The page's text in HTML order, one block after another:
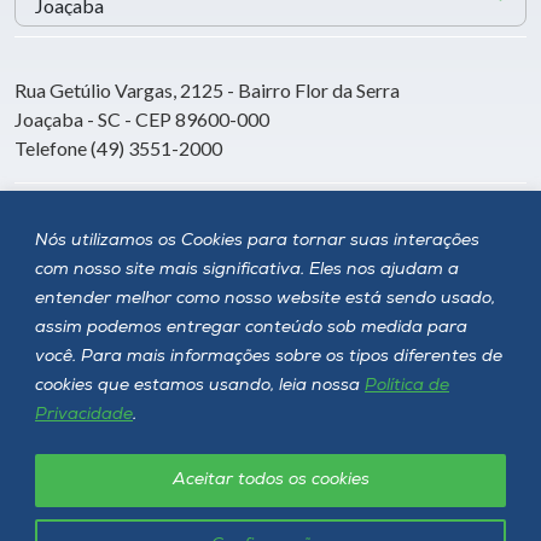
Nós utilizamos os Cookies para tornar suas interações
com nosso site mais significativa. Eles nos ajudam a
entender melhor como nosso website está sendo usado,
assim podemos entregar conteúdo sob medida para
você. Para mais informações sobre os tipos diferentes de
cookies que estamos usando, leia nossa Política de
Privacidade.
Aceitar todos os cookies
Rua Getúlio Vargas, 2125 - Bairro Flor da Serra
Joaçaba - SC - CEP 89600-000
Telefone (49) 3551-2000
Siga a Unoesc
Política de privacidade LGPD